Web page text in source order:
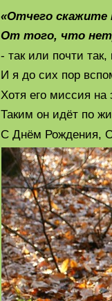
здесь
«Отчего скажите
От того, что
- так или почти
И я до сих пор
Хотя его миссия
Таким он идёт по
С Днём Рождения,